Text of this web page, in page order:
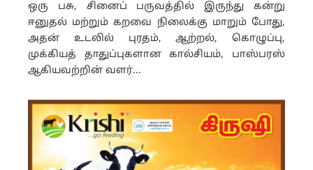
ஒரு பசு, சினைப் பருவத்தில் இருந்து கன்று
ஈனுதல் மற்றும் கறவை நிலைக்கு மாறும் போது,
அதன் உடலில் புரதம், ஆற்றல், கொழுப்பு,
முக்கியத் தாதுப்புகளான கால்சியம், பாஸ்பரஸ்
ஆகியவற்றின் வளர்...